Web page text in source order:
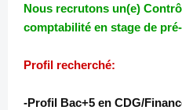
Nous recrutons un(e)
comptabilité en stage de
Profil recherché:
-Profil Bac+5 en CDG/